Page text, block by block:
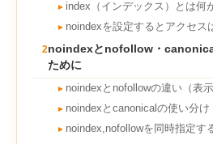
► index（インデックス）とは何
► noindexを設定するとアクセス
2noindexとnofollow・
ために
► noindexとnofollowの違い（表
► noindexとcanonicalの使い分け
► noindex,nofollowを同時指定す